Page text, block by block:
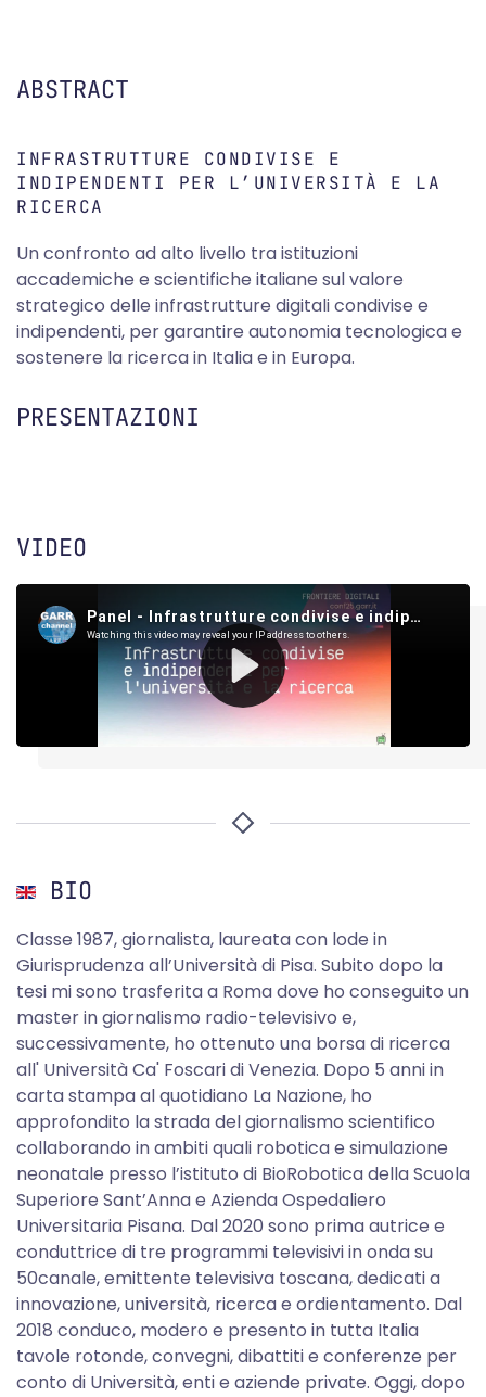
ABSTRACT
INFRASTRUTTURE CONDIVISE E
INDIPENDENTI PER L’UNIVERSITÀ E LA
RICERCA
Un confronto ad alto livello tra istituzioni
accademiche e scientifiche italiane sul valore
strategico delle infrastrutture digitali condivise e
indipendenti, per garantire autonomia tecnologica e
sostenere la ricerca in Italia e in Europa.
PRESENTAZIONI
VIDEO
BIO
Classe 1987, giornalista, laureata con lode in
Giurisprudenza all’Università di Pisa. Subito dopo la
tesi mi sono trasferita a Roma dove ho conseguito un
master in giornalismo radio-televisivo e,
successivamente, ho ottenuto una borsa di ricerca
all' Università Ca' Foscari di Venezia. Dopo 5 anni in
carta stampa al quotidiano La Nazione, ho
approfondito la strada del giornalismo scientifico
collaborando in ambiti quali robotica e simulazione
neonatale presso l’istituto di BioRobotica della Scuola
Superiore Sant’Anna e Azienda Ospedaliero
Universitaria Pisana. Dal 2020 sono prima autrice e
conduttrice di tre programmi televisivi in onda su
50canale, emittente televisiva toscana, dedicati a
innovazione, università, ricerca e ordientamento. Dal
2018 conduco, modero e presento in tutta Italia
tavole rotonde, convegni, dibattiti e conferenze per
conto di Università, enti e aziende private. Oggi, dopo